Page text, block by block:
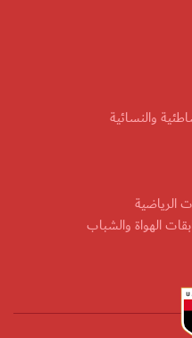
والنسائية
الرياضية
الهواة والشباب